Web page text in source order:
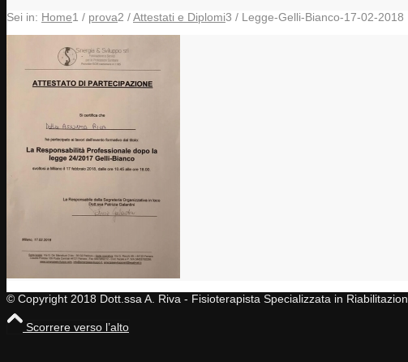
Sei in: Home1 / prova2 /Attestati e Diplomi3 / Legge-Gelli-Bianco-17-02-2018
© Copyright 2018 Dott.ssa A. Riva - Fisioterapista Specializzata in
Scorrere verso l’alto